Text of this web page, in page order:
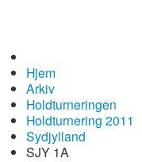
Hjem
Arkiv
Holdturneringen
Holdturnering 2011
Sydjylland
SJY 1A